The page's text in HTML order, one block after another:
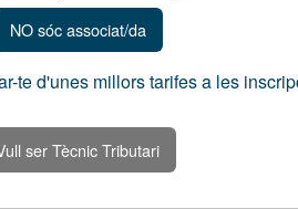
NO sóc associat/da
te d'unes millors tarifes a les
ser Tècnic Tributari